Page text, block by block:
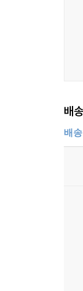
배
배